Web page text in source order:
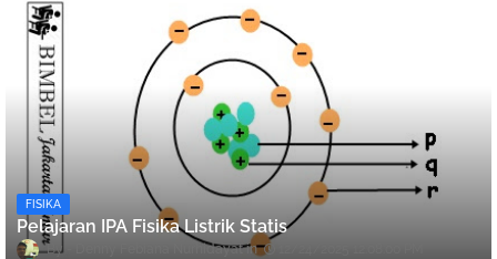
FISIKA
Pelajaran IPA Fisika Listrik Statis
Denny Febiana Nurhidayat